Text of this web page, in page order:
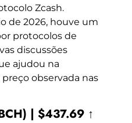
Zcash.
de 2026, houve um
protocolos de
discussões
ajudou na
observada nas
| $437.69 ↑